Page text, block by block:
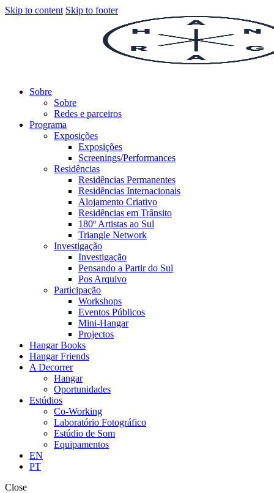
Skip to content Skip to footer
Sobre
Sobre
Redes e parceiros
Programa
Exposições
Exposições
Screenings/Performances
Residências
Residências Permanentes
Residências Internacionais
Alojamento Criativo
Residências em Trânsito
180º Artistas ao Sul
Triangle Network
Investigação
Investigação
Pensando a Partir do Sul
Pos Arquivo
Participação
Workshops
Eventos Públicos
Mini-Hangar
Projectos
Hangar Books
Hangar Friends
A Decorrer
Hangar
Oportunidades
Estúdios
Co-Working
Laboratório Fotográfico
Estúdio de Som
Equipamentos
EN
PT
Close